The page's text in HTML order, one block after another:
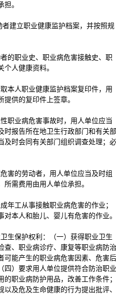
担。
建立职业健康监护档案，并按照规
的职业史、职业病危害接触史、职
人健康资料。
本人职业健康监护档案复印件，用
供的复印件上签章。
职业病危害事故时，用人单位应当
时报告所在地卫生行政部门和有关部
及时会同有关部门组织调查处理；必
害的劳动者，用人单位应当及时组
需费用由用人单位承担。
工从事接触职业病危害的作业；
对本人和胎儿、婴儿有危害的作业。
生保护权利：（一）获得职业卫生
查、职业病诊疗、康复等职业病防治
可能产生的职业病危害因素、危害后
四）要求用人单位提供符合防治职业
的职业病防护用品，改善工作条件；
以及危及生命健康的行为提出批评、